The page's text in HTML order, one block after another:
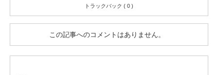
トラックバック ( 0 )
この記事へのコメントはありません。